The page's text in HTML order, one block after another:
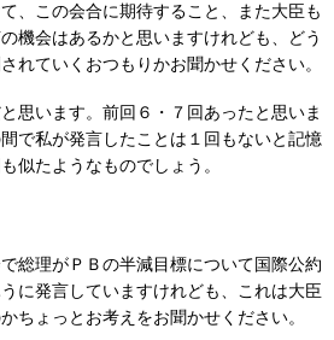
、この会合に期待すること、また大臣も
機会はあるかと思いますけれども、どう
れていくおつもりかお聞かせください。
思います。前回６・７回あったと思いま
で私が発言したことは１回もないと記憶
似たようなものでしょう。
総理がＰＢの半減目標について国際公約
に発言していますけれども、これは大臣
ちょっとお考えをお聞かせください。